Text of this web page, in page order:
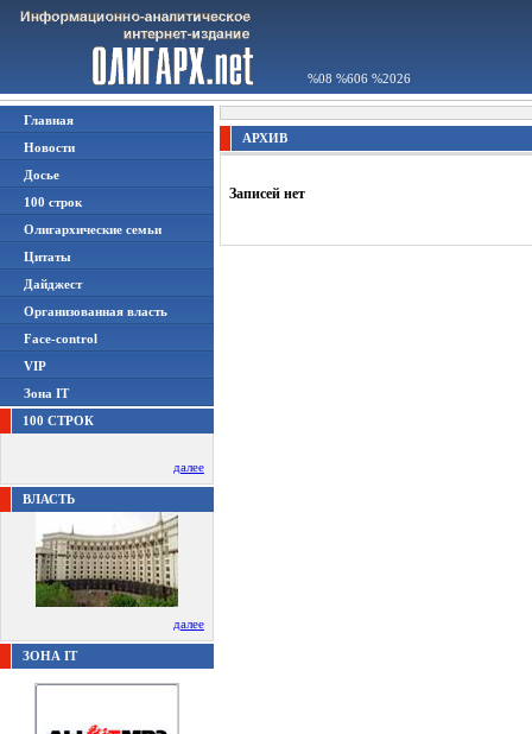
%08 %606 %2026
Главная
Новости
Досье
100 строк
Олигархические семьи
Цитаты
Дайджест
Организованная власть
Face-control
VIP
Зона IT
100 СТРОК
далее
ВЛАСТЬ
далее
ЗОНА IT
АРХИВ
Записей нет